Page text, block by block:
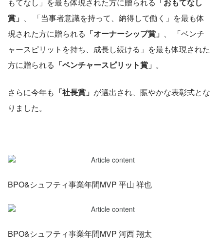
賞」 、 「当事者意識を持って、納得して働く」を最も体
現された方に贈られる 「オーナーシップ賞」 、 「ベンチ
ャースピリットを持ち、成長し続ける」を最も体現された
方に贈られる 「ベンチャースピリット賞」 。
さらに今年も 「社長賞」 が選出され、賑やかな表彰式とな
りました。
BPO&シュフティ事業年間MVP 平山 祥也
BPO&シュフティ事業年間MVP 河西 翔太